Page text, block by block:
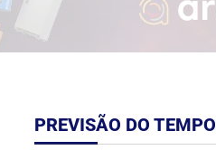
PREVISÃO DO TEMPO